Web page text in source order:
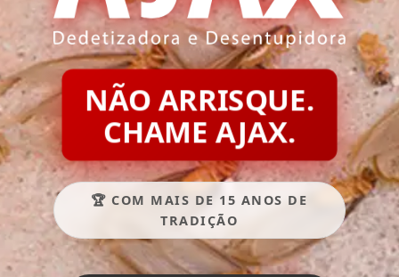
NÃO ARRISQUE.
CHAME AJAX.
🏆 COM MAIS DE 15 ANOS DE
TRADIÇÃO